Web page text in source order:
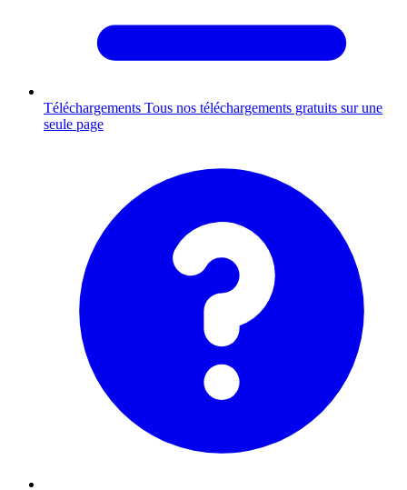
Téléchargements Tous nos téléchargements gratuits sur une
seule page